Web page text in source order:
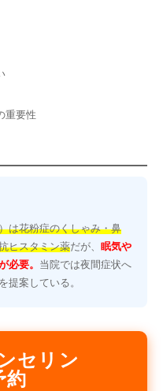
重要性
は花粉症のくしゃみ・鼻
ヒスタミン薬だが、 眠気や
必要。 当院では夜間症状へ
提案している。
セリン
約